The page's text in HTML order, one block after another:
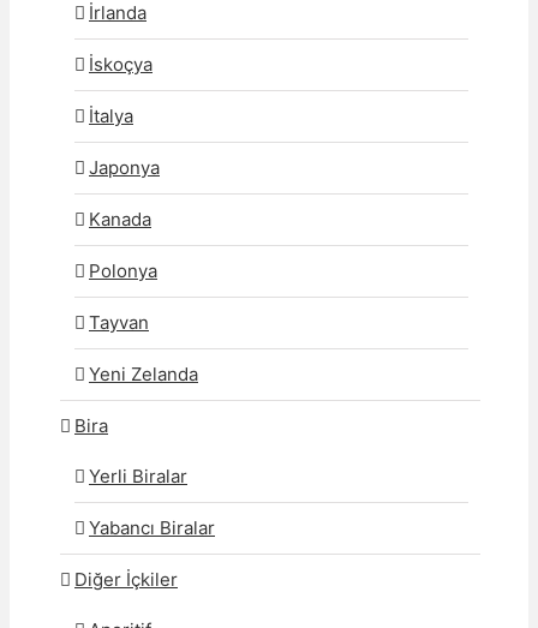
İrlanda
İskoçya
İtalya
Japonya
Kanada
Polonya
Tayvan
Yeni Zelanda
Bira
Yerli Biralar
Yabancı Biralar
Diğer İçkiler